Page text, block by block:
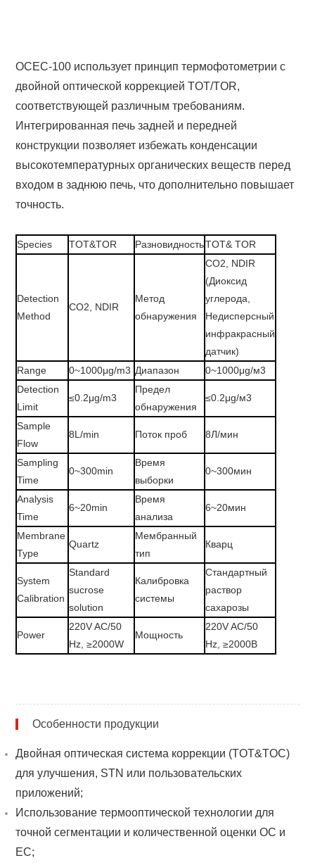
OCEC-100 использует принцип термофотометрии с
двойной оптической коррекцией TOT/TOR,
соответствующей различным требованиям.
Интегрированная печь задней и передней
конструкции позволяет избежать конденсации
высокотемпературных органических веществ перед
входом в заднюю печь, что дополнительно повышает
точность.
Species TOT&TOR РазновидностьTOT& TOR
Detection
Method
CO2, NDIR
Метод
обнаружения
CO2, NDIR
(Диоксид
углерода,
Недисперсный
инфракрасный
датчик)
Range
0~1000μg/m3 Диапазон
0~1000μg/м3
Detection
Limit
≤0.2μg/m3
Предел
обнаружения
≤0.2μg/м3
Sample
Flow
8L/min Поток проб 8Л/мин
Sampling
Time
0~300min
Время
выборки
0~300мин
Analysis
Time
6~20min
Время
анализа
6~20мин
Membrane
Type
Quartz
Мембранный
тип
Кварц
System
Calibration
Standard
sucrose
solution
Калибровка
системы
Стандартный
раствор
сахарозы
Power
220V AC/50
Hz, ≥2000W
Мощность
220V AC/50
Hz, ≥2000В
Особенности продукции
Двойная оптическая система коррекции (TOT&TOC)
для улучшения, STN или пользовательских
приложений;
Использование термооптической технологии для
точной сегментации и количественной оценки OC и
EC;